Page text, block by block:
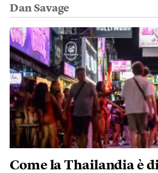
Dan Savage
Come la Thailandia è